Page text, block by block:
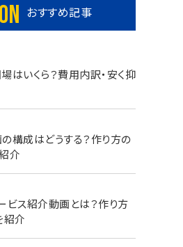
おすすめ記事
はいくら？費用内訳・安く抑
構成はどうする？作り方の
介
ビス紹介動画とは？作り方
紹介